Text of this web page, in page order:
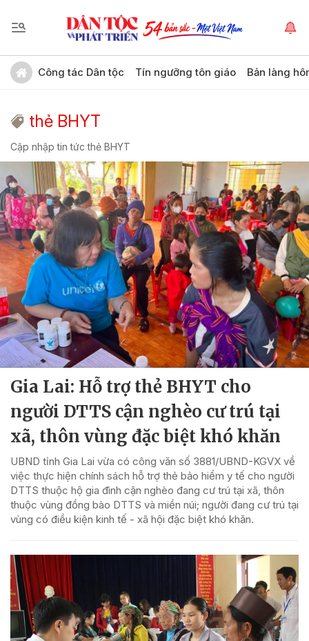
Công tác Dân tộc Tín ngưỡng tôn giáo Bản làng
thẻ BHYT
Cập nhập tin tức thẻ BHYT
Gia Lai: Hỗ trợ thẻ BHYT cho
người DTTS cận nghèo cư trú tại
xã, thôn vùng đặc biệt khó khăn
UBND tỉnh Gia Lai vừa có công văn số 3881/UBND-KGVX về
việc thực hiện chính sách hỗ trợ thẻ bảo hiểm y tế cho người
DTTS thuộc hộ gia đình cận nghèo đang cư trú tại xã, thôn
thuộc vùng đồng bào DTTS và miền núi; người đang cư trú tại
vùng có điều kiện kinh tế - xã hội đặc biệt khó khăn.